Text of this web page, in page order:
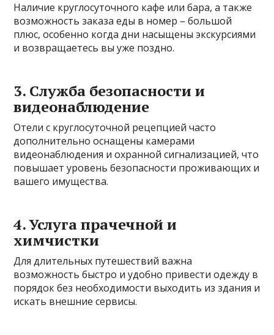
Наличие круглосуточного кафе или бара, а также
возможность заказа еды в номер – большой
плюс, особенно когда дни насыщены экскурсиями
и возвращаетесь вы уже поздно.
3. Служба безопасности и
видеонаблюдение
Отели с круглосуточной рецепцией часто
дополнительно оснащены камерами
видеонаблюдения и охранной сигнализацией, что
повышает уровень безопасности проживающих и
вашего имущества.
4. Услуга прачечной и
химчистки
Для длительных путешествий важна
возможность быстро и удобно привести одежду в
порядок без необходимости выходить из здания и
искать внешние сервисы.